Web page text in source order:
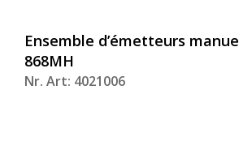
Ensemble d’émetteurs
868MH
Nr. Art: 4021006